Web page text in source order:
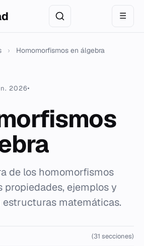
☰
› Homomorfismos en álgebra
2026
de los homomorfismos
propiedades, ejemplos y
estructuras matemáticas.
(31 secciones)